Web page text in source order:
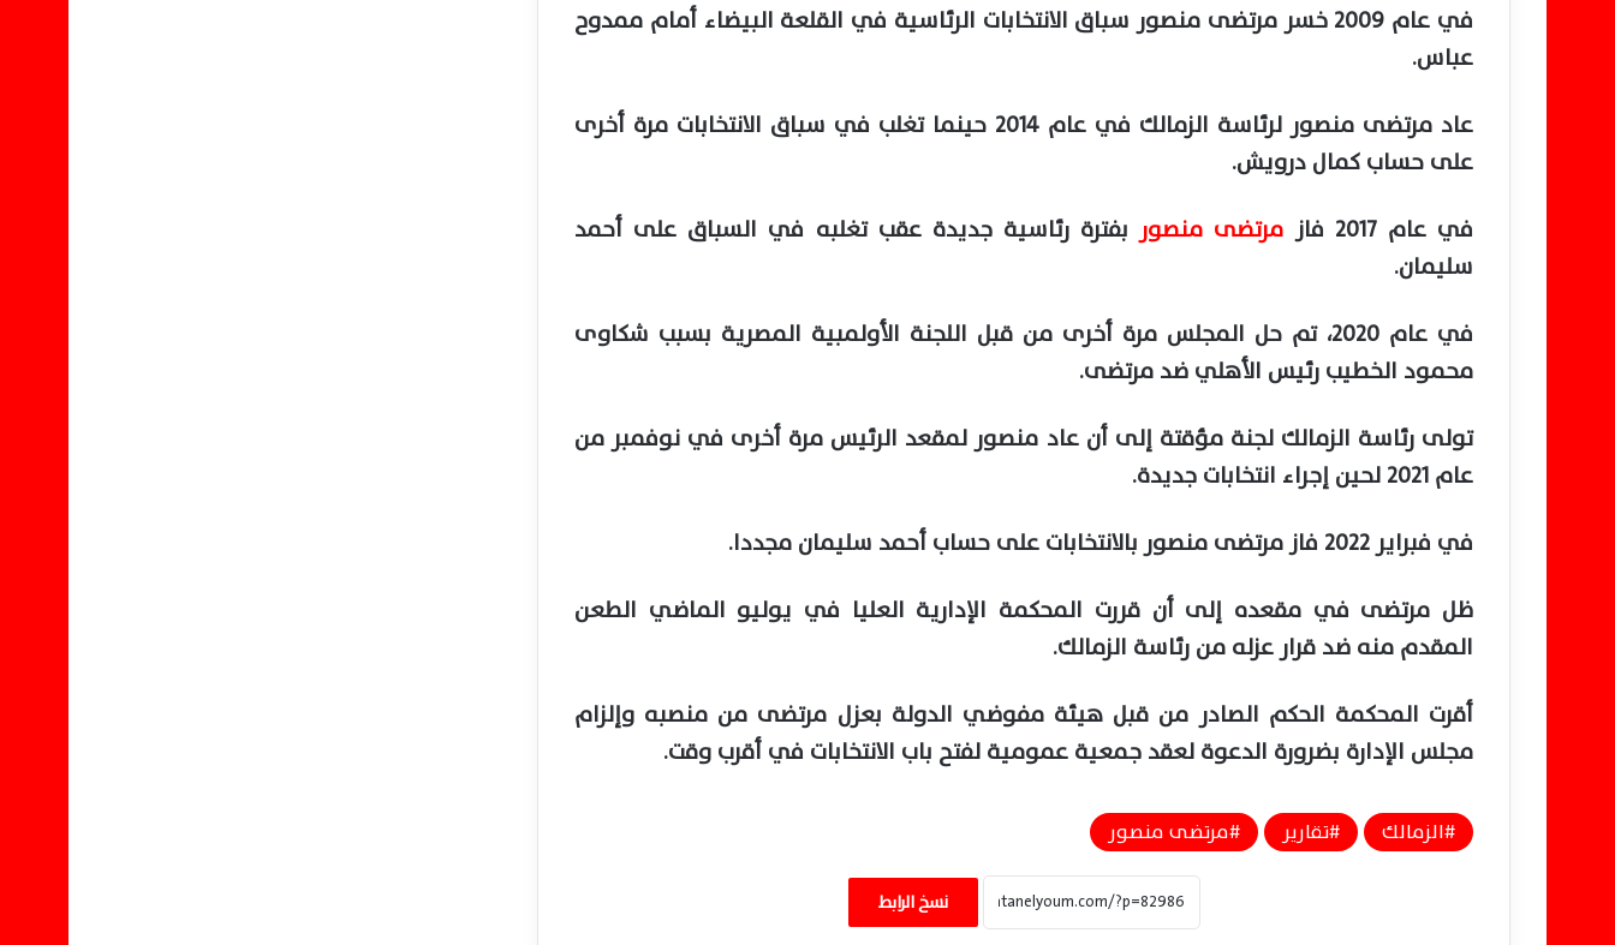
في عام 2009 خسر مرتضى منصور سباق الانتخابات الرئاسية في القلعة البيضاء أمام ممدوح
عباس.
عاد مرتضى منصور لرئاسة الزمالك في عام 2014 حينما تغلب في سباق الانتخابات مرة أخرى
على حساب كمال درويش.
في عام 2017 فاز
مرتضى منصور بفترة رئاسية جديدة عقب تغلبه في السباق على أحمد
سليمان.
في عام 2020، تم حل المجلس مرة أخرى من قبل اللجنة الأولمبية المصرية بسبب شكاوى
محمود الخطيب رئيس الأهلي ضد مرتضى.
تولى رئاسة الزمالك لجنة مؤقتة إلى أن عاد منصور لمقعد الرئيس مرة أخرى في نوفمبر من
عام 2021 لحين إجراء انتخابات جديدة.
في فبراير 2022 فاز مرتضى منصور بالانتخابات على حساب أحمد سليمان مجددا.
ظل مرتضى في مقعده إلى أن قررت المحكمة الإدارية العليا في يوليو الماضي الطعن
المقدم منه ضد قرار عزله من رئاسة الزمالك.
أقرت المحكمة الحكم الصادر من قبل هيئة مفوضي الدولة بعزل مرتضى من منصبه وإلزام
مجلس الإدارة بضرورة الدعوة لعقد جمعية عمومية لفتح باب الانتخابات في أقرب وقت.
الزمالك تقارير مرتضى منصور
نسخ الرابط
كاتب الشؤون الدولية حسن النجار: الدولة
بالثانوية العامة ويؤكد دعمه للمتميزين دائمًا